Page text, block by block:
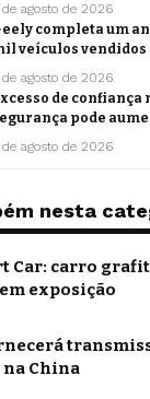
de agosto de 2026
completa um
veículos vendidos
de agosto de 2026
de confiança
pode
de agosto de 2026
nesta
Car: carro
exposição
na China